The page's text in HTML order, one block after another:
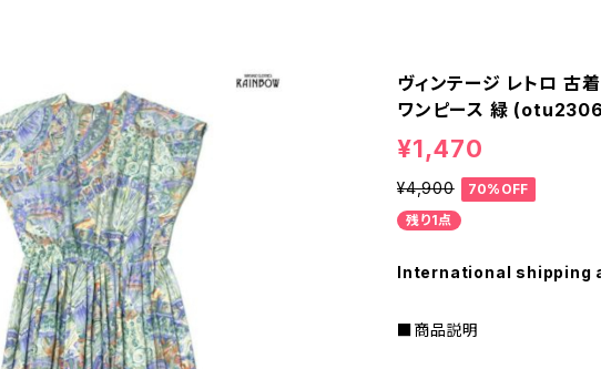
ヴィンテージ レトロ 古
ワンピース 緑
¥1,470
¥4,900
70%OFF
残り1点
International shipping
■商品説明